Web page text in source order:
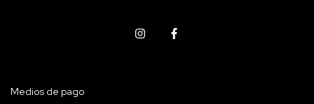
Medios de pago